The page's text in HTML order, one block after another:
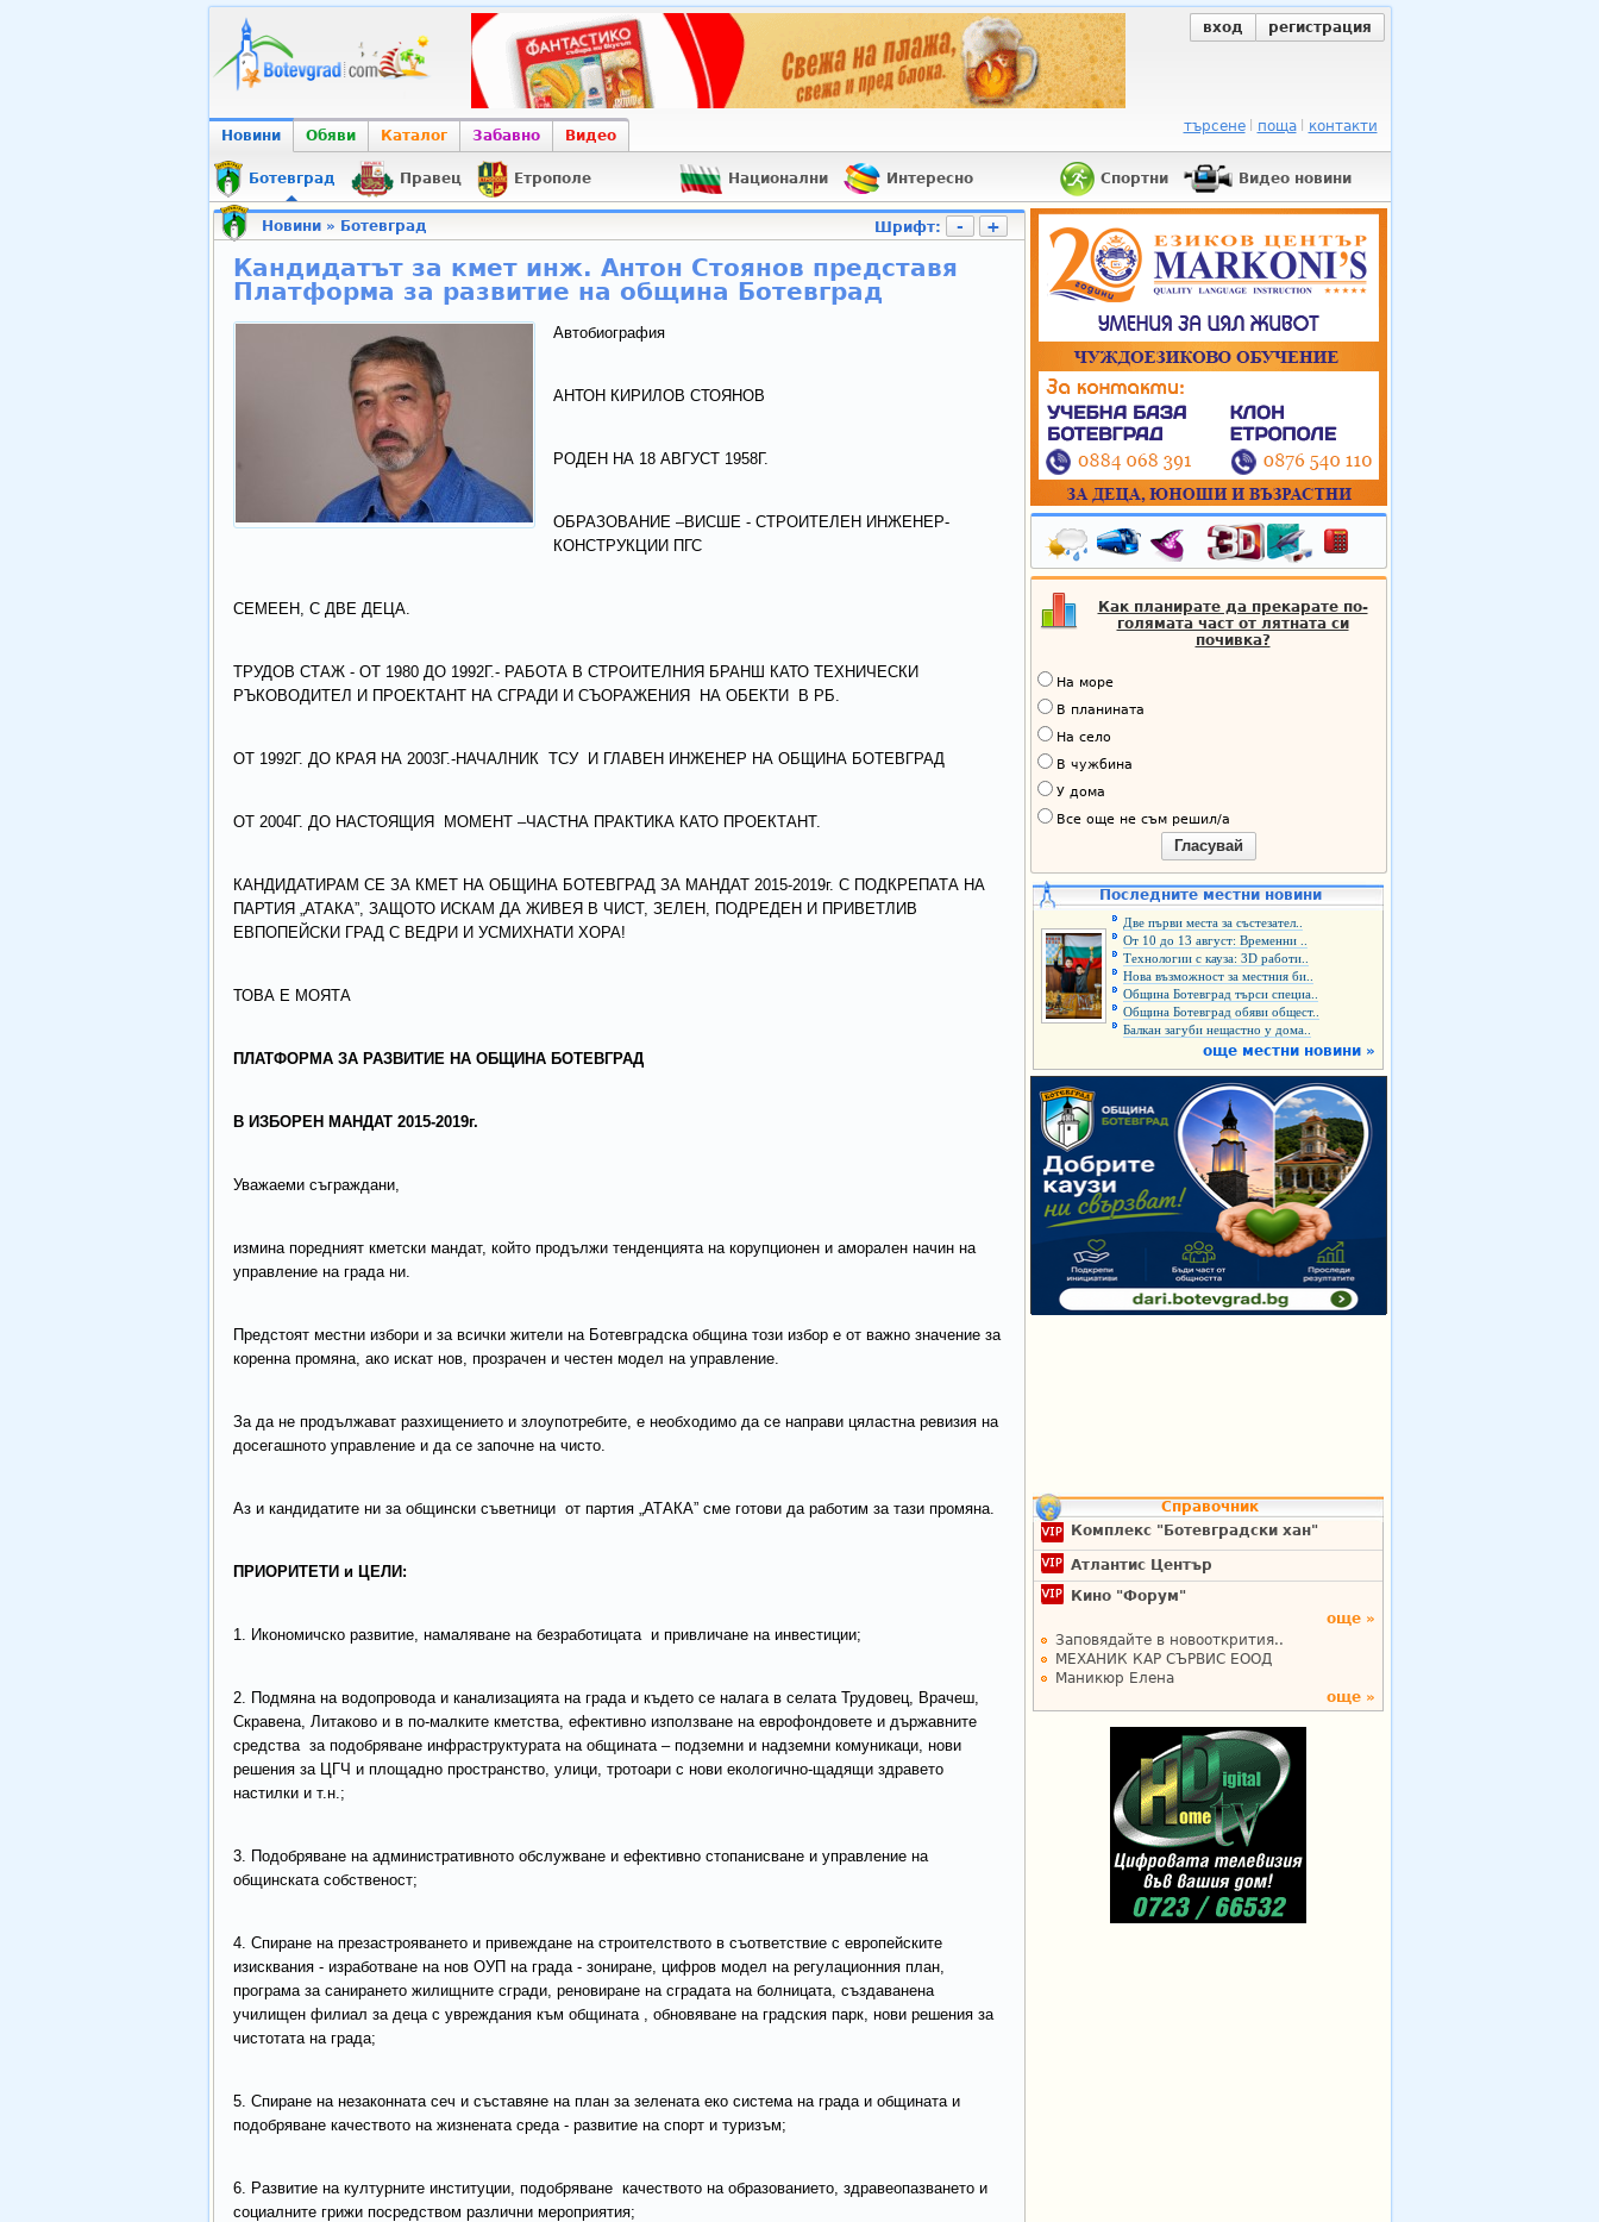
вход регистрация
Новини Обяви Каталог Забавно Видео
търсене поща контакти
Ботевград Правец Етрополе Национални Интересно Спортни Видео новини
Новини» Ботевград Шрифт: - +
Кандидатът за кмет инж. Антон Стоянов представя
Платформа за развитие на община Ботевград
Автобиография
АНТОН КИРИЛОВ СТОЯНОВ
РОДЕН НА 18 АВГУСТ 1958Г.
ОБРАЗОВАНИЕ –ВИСШЕ - СТРОИТЕЛЕН ИНЖЕНЕР-
КОНСТРУКЦИИ ПГС
СЕМЕЕН, С ДВЕ ДЕЦА.
ТРУДОВ СТАЖ - ОТ 1980 ДО 1992Г.- РАБОТА В СТРОИТЕЛНИЯ БРАНШ КАТО ТЕХНИЧЕСКИ
РЪКОВОДИТЕЛ И ПРОЕКТАНТ НА СГРАДИ И СЪОРАЖЕНИЯ НА ОБЕКТИ В РБ.
ОТ 1992Г. ДО КРАЯ НА 2003Г.-НАЧАЛНИК ТСУ И ГЛАВЕН ИНЖЕНЕР НА ОБЩИНА БОТЕВГРАД
ОТ 2004Г. ДО НАСТОЯЩИЯ МОМЕНТ –ЧАСТНА ПРАКТИКА КАТО ПРОЕКТАНТ.
КАНДИДАТИРАМ СЕ ЗА КМЕТ НА ОБЩИНА БОТЕВГРАД ЗА МАНДАТ 2015-2019г. С ПОДКРЕПАТА НА
ПАРТИЯ „АТАКА”, ЗАЩОТО ИСКАМ ДА ЖИВЕЯ В ЧИСТ, ЗЕЛЕН, ПОДРЕДЕН И ПРИВЕТЛИВ
ЕВПОПЕЙСКИ ГРАД С ВЕДРИ И УСМИХНАТИ ХОРА!
ТОВА Е МОЯТА
ПЛАТФОРМА ЗА РАЗВИТИЕ НА ОБЩИНА БОТЕВГРАД
В ИЗБОРЕН МАНДАТ 2015-2019г.
Уважаеми съграждани,
измина поредният кметски мандат, който продължи тенденцията на корупционен и аморален начин на
управление на града ни.
Предстоят местни избори и за всички жители на Ботевградска община този избор е от важно значение за
коренна промяна, ако искат нов, прозрачен и честен модел на управление.
За да не продължават разхищението и злоупотребите, е необходимо да се направи цяластна ревизия на
досегашното управление и да се започне на чисто.
Аз и кандидатите ни за общински съветници от партия „АТАКА” сме готови да работим за тази промяна.
ПРИОРИТЕТИ и ЦЕЛИ:
1. Икономичско развитие, намаляване на безработицата и привличане на инвестиции;
2. Подмяна на водопровода и канализацията на града и където се налага в селата Трудовец, Врачеш,
Скравена, Литаково и в по-малките кметства, ефективно използване на еврофондовете и държавните
средства за подобряване инфраструктурата на общината – подземни и надземни комуникаци, нови
решения за ЦГЧ и площадно пространство, улици, тротоари с нови екологично-щадящи здравето
настилки и т.н.;
3. Подобряване на административното обслужване и ефективно стопанисване и управление на
общинската собственост;
4. Спиране на презастрояването и привеждане на строителството в съответствие с европейските
изисквания - изработване на нов ОУП на града - зониране, цифров модел на регулационния план,
програма за санирането жилищните сгради, реновиране на сградата на болницата, създаванена
училищен филиал за деца с увреждания към общината , обновяване на градския парк, нови решения за
чистотата на града;
5. Спиране на незаконната сеч и съставяне на план за зелената еко система на града и общината и
подобряване качеството на жизнената среда - развитие на спорт и туризъм;
6. Развитие на културните институции, подобряване качеството на образованието, здравеопазването и
социалните грижи посредством различни мероприятия;
Как планирате да прекарате по-
голямата част от лятната си
почивка?
На море
В планината
На село
В чужбина
У дома
Все още не съм решил/а
Гласувай
Последните местни новини
Две първи места за състезател..
От 10 до 13 август: Временни ..
Технологии с кауза: 3D работи..
Нова възможност за местния би..
Община Ботевград търси специа..
Община Ботевград обяви общест..
Балкан загуби нещастно у дома..
още местни новини »
Справочник
Комплекс "Ботевградски хан"
Атлантис Център
Кино "Форум"
още »
Заповядайте в новооткрития..
МЕХАНИК КАР СЪРВИС ЕООД
Маникюр Елена
още »